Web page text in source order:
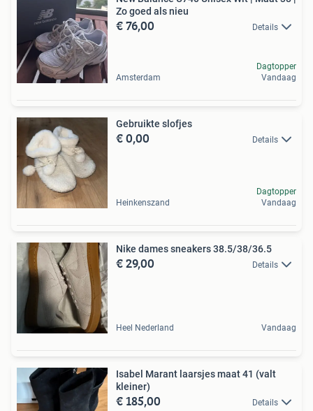
Zo goed als nieu
€ 76,00 Details
Amsterdam
Dagtopper
Vandaag
Gebruikte slofjes
€ 0,00 Details
Heinkenszand
Dagtopper
Vandaag
Nike dames sneakers 38.5/38/36.5
€ 29,00 Details
Heel Nederland Vandaag
Isabel Marant laarsjes maat 41 (valt
kleiner)
€ 185,00 Details